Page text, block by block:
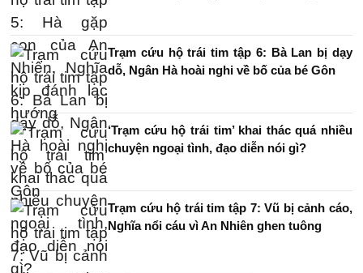
Trạm cứu hộ trái tim tập 6: Bà Lan bị dạy
dỗ, Ngân Hà hoài nghi về bố của bé Gôn
‘Trạm cứu hộ trái tim’ khai thác quá nhiều
chuyện ngoại tình, đạo diễn nói gì?
Trạm cứu hộ trái tim tập 7: Vũ bị cảnh cáo,
Nghĩa nổi cáu vì An Nhiên ghen tuông